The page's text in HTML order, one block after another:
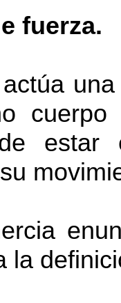
fuerza.
la